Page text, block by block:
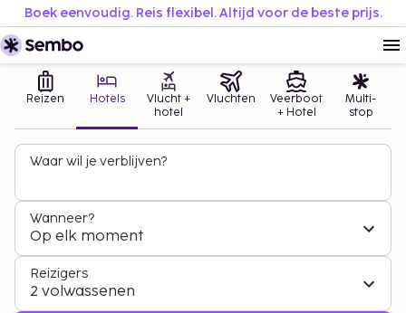
Boek eenvoudig. Reis flexibel. Altijd voor de beste prijs.
Reizen Hotels
Vlucht +
hotel
Vluchten
Veerboot
+ Hotel
Multi-
stop
Waar wil je verblijven?
Wanneer?
Op elk moment
Reizigers
2 volwassenen